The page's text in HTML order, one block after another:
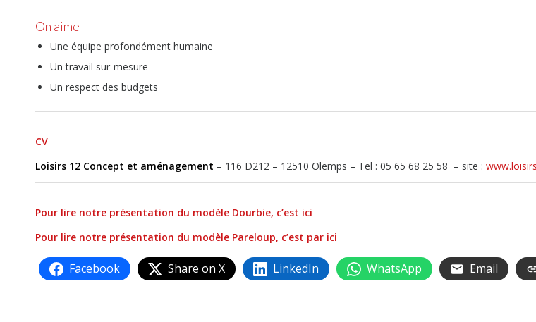
On aime
Une équipe profondément humaine
Un travail sur-mesure
Un respect des budgets
CV
Loisirs 12 Concept et aménagement – 116 D212 – 12510 Olemps – Tel : 05 65 68 25 58 – site :
Pour lire notre présentation du modèle Dourbie, c’est ici
Pour lire notre présentation du modèle Pareloup, c’est par ici
Facebook Share on X LinkedIn WhatsApp Email